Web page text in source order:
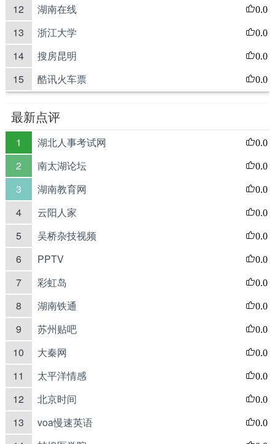
12 湖南在线 0.0
13 浙江大学 0.0
14 搜房昆明 0.0
15 酷讯火车票 0.0
最新点评
1 湖北人事考试网 0.0
2 南太湖论坛 0.0
3 湖南教育网 0.0
4 云阳人家 0.0
5 吴桥杂技视频 0.0
6 PPTV 0.0
7 彩虹岛 0.0
8 湖南铁通 0.0
9 苏州贴吧 0.0
10 大秦网 0.0
11 太平洋情感 0.0
12 北京时间 0.0
13 voa慢速英语 0.0